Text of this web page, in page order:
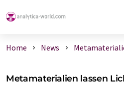
Home News
Metamaterialien lassen